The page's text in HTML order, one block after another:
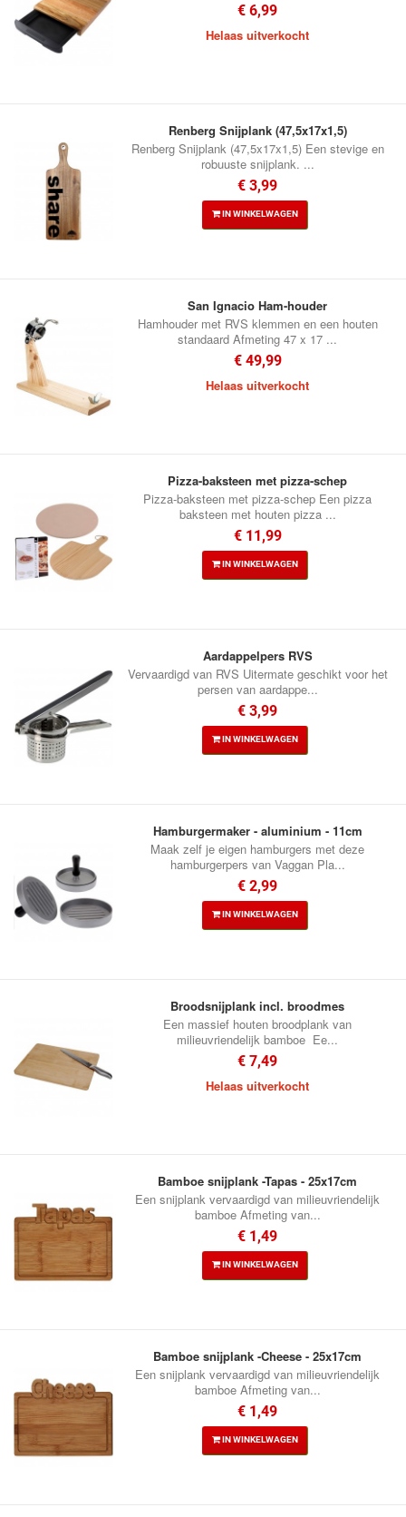
€ 6,99
Helaas uitverkocht
Renberg Snijplank (47,5x17x1,5)
Renberg Snijplank (47,5x17x1,5) Een stevige en
robuuste snijplank. ...
€ 3,99
IN WINKELWAGEN
San Ignacio Ham-houder
Hamhouder met RVS klemmen en een houten
standaard Afmeting 47 x 17 ...
€ 49,99
Helaas uitverkocht
Pizza-baksteen met pizza-schep
Pizza-baksteen met pizza-schep Een pizza
baksteen met houten pizza ...
€ 11,99
IN WINKELWAGEN
Aardappelpers RVS
Vervaardigd van RVS Uitermate geschikt voor het
persen van aardappe...
€ 3,99
IN WINKELWAGEN
Hamburgermaker - aluminium - 11cm
Maak zelf je eigen hamburgers met deze
hamburgerpers van Vaggan Pla...
€ 2,99
IN WINKELWAGEN
Broodsnijplank incl. broodmes
Een massief houten broodplank van
milieuvriendelijk bamboe Ee...
€ 7,49
Helaas uitverkocht
Bamboe snijplank -Tapas - 25x17cm
Een snijplank vervaardigd van milieuvriendelijk
bamboe Afmeting van...
€ 1,49
IN WINKELWAGEN
Bamboe snijplank -Cheese - 25x17cm
Een snijplank vervaardigd van milieuvriendelijk
bamboe Afmeting van...
€ 1,49
IN WINKELWAGEN